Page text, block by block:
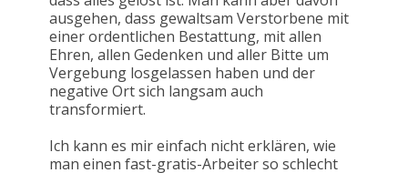
ausgehen, dass gewaltsam Verstorbene mit
einer ordentlichen Bestattung, mit allen
Ehren, allen Gedenken und aller Bitte um
Vergebung losgelassen haben und der
negative Ort sich langsam auch
transformiert.
Ich kann es mir einfach nicht erklären, wie
man einen fast-gratis-Arbeiter so schlecht